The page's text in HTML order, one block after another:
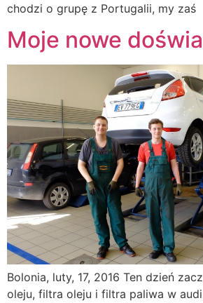
chodzi o grupę z Portugalii, my zaś
Moje nowe
Bolonia, luty, 17, 2016 Ten dzień
ole­ju, filtra oleju i filtra paliwa w